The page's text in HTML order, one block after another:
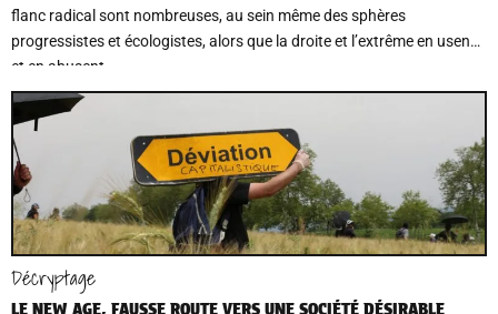
flanc radical sont nombreuses, au sein même des sphères
progressistes et écologistes, alors que la droite et l’extrême en usent
et en abusent.
Décryptage
LE NEW AGE, FAUSSE ROUTE VERS UNE SOCIÉTÉ DÉSIRABLE